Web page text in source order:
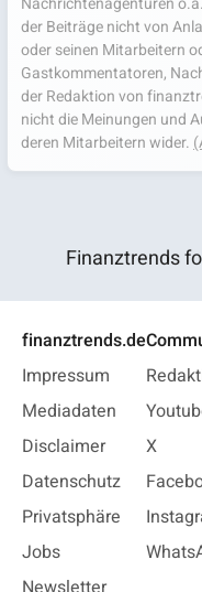
der Beiträge nicht von
oder seinen Mitarbeitern
Gastkommentatoren,
der Redaktion von
nicht die Meinungen und
deren Mitarbeitern wider.
Finanztrends
finanztrends.de
Impressum
Mediadaten
Disclaimer
Datenschutz
Privatsphäre
Jobs
X